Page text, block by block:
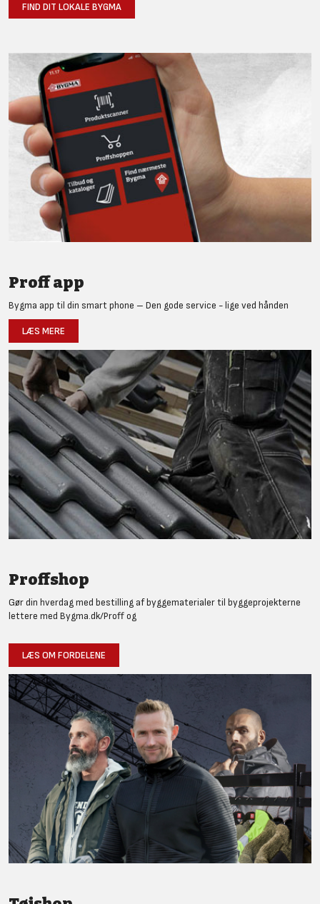
FIND DIT LOKALE BYGMA
Proff app
Bygma app til din smart phone – Den gode service - lige ved hånden
LÆS MERE
Proffshop
Gør din hverdag med bestilling af byggematerialer til byggeprojekterne
lettere med Bygma.dk/Proff og
LÆS OM FORDELENE